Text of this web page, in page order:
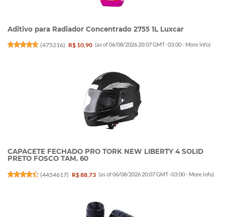
Aditivo para Radiador Concentrado 2755 1L Luxcar
(475216) R$ 10,90 (as of 06/08/2026 20:07 GMT -03:00 - More info)
CAPACETE FECHADO PRO TORK NEW LIBERTY 4 SOLID
PRETO FOSCO TAM. 60
(4454617) R$ 88,73 (as of 06/08/2026 20:07 GMT -03:00 - More info)